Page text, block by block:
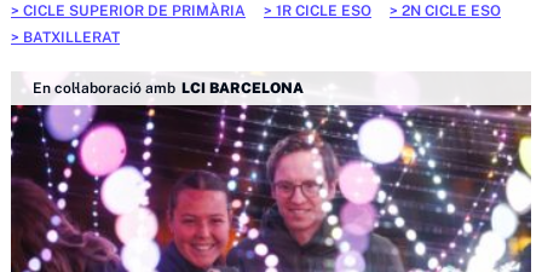
CICLE SUPERIOR DE PRIMÀRIA 1R CICLE ESO
2N CICLE ESO
BATXILLERAT
En col·laboració amb LCI BARCELONA